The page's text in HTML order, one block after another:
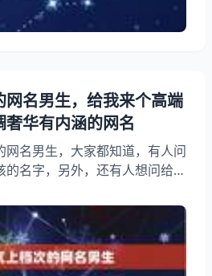
素念。浅港、心亡泪凉っ、雨
网名男生，给我来个高端
华有内涵的网名
网名男生，大家都知道，有人问
名字，另外，还有人想问给这
次，低调奢华有内涵的网名，
沉低调。一经采用，终身不，
其实端气派的男人网名，下面就
端大气上档次，低调奢华有内涵
要男名，看着顺眼好看，六个字